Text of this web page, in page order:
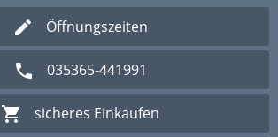
Öffnungszeiten
035365-441991
sicheres Einkaufen